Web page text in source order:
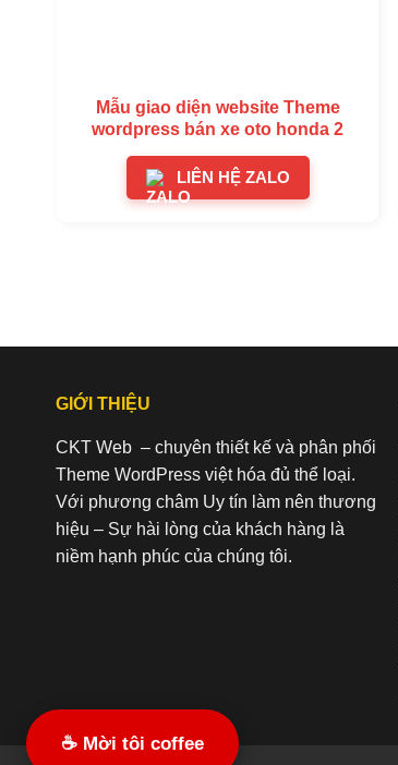
Mẫu giao diện website Theme
wordpress bán xe oto honda 2
LIÊN HỆ ZALO
GIỚI THIỆU
CKT Web – chuyên thiết kế và phân phối
Theme WordPress việt hóa đủ thể loại.
Với phương châm Uy tín làm nên thương
hiệu – Sự hài lòng của khách hàng là
niềm hạnh phúc của chúng tôi.
☕ Mời tôi coffee